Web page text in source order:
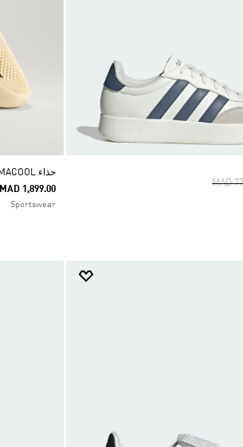
Price
MAD
حذاء CLIMACOOL
MAD 1,899.00
Sportswear